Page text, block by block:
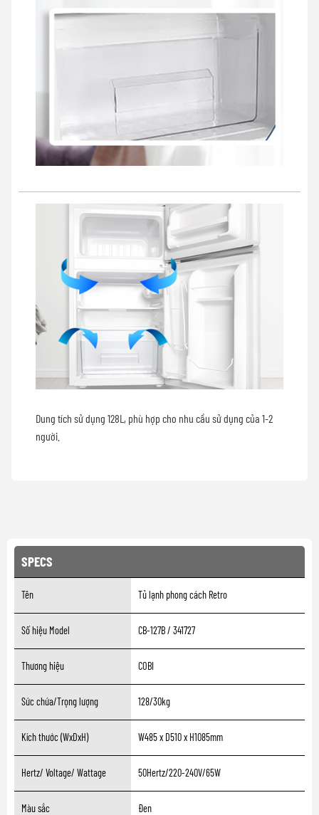
Dung tích sử dụng 128L, phù hợp cho nhu cầu sử dụng của 1-2
người.
SPECS
Tên Tủ lạnh phong cách Retro
Số hiệu Model CB-127B / 341727
Thương hiệu COBI
Sức chứa/Trọng lượng 128/30kg
Kích thước (WxDxH) W485 x D510 x H1085mm
Hertz/ Voltage/ Wattage 50Hertz/220-240V/65W
Màu sắc Đen